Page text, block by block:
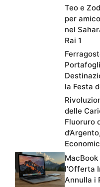
Teo e
per
nel
Rai 1
la Festa
delle
Fluoruro
l’Offerta
Annulla i